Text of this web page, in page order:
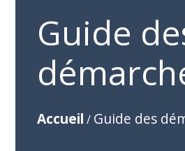
Guide
Accueil / Guide des